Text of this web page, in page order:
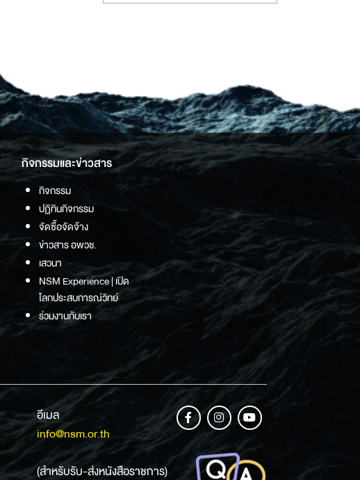
กิจกรรมและข่าวสาร
กิจกรรม
ปฏิทินกิจกรรม
จัดซื้อจัดจ้าง
ข่าวสาร อพวช.
เสวนา
NSM Experience | เปิด
โลกประสบการณ์วิทย์
ร่วมงานกับเรา
อีเมล
info@nsm.or.th
(สำหรับรับ-ส่งหนังสือราชการ)